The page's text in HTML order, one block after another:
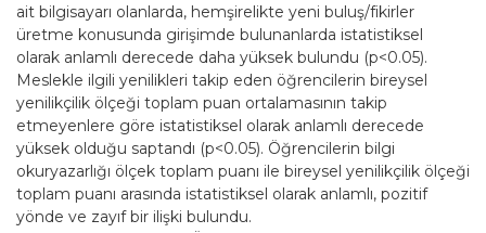
ait bilgisayarı olanlarda, hemşirelikte yeni buluş/fikirler
üretme konusunda girişimde bulunanlarda istatistiksel
olarak anlamlı derecede daha yüksek bulundu (p<0.05).
Meslekle ilgili yenilikleri takip eden öğrencilerin bireysel
yenilikçilik ölçeği toplam puan ortalamasının takip
etmeyenlere göre istatistiksel olarak anlamlı derecede
yüksek olduğu saptandı (p<0.05). Öğrencilerin bilgi
okuryazarlığı ölçek toplam puanı ile bireysel yenilikçilik ölçeği
toplam puanı arasında istatistiksel olarak anlamlı, pozitif
yönde ve zayıf bir ilişki bulundu.